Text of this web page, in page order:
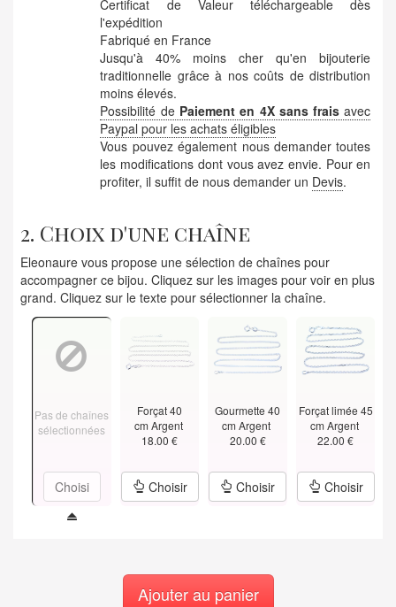
Certificat de Valeur téléchargeable dès
l'expédition
Fabriqué en France
Jusqu'à 40% moins cher qu'en bijouterie
traditionnelle grâce à nos coûts de distribution
moins élevés.
Possibilité de Paiement en 4X sans frais avec
Paypal pour les achats éligibles
Vous pouvez également nous demander toutes
les modifications dont vous avez envie. Pour en
profiter, il suffit de nous demander un Devis.
2. Choix d'une chaîne
Eleonaure vous propose une sélection de chaînes pour
accompagner ce bijou. Cliquez sur les images pour voir en plus
grand. Cliquez sur le texte pour sélectionner la chaîne.
Pas de chaînes
sélectionnées
Choisi
Forçat 40
cm Argent
18.00 €
Choisir
Gourmette 40
cm Argent
20.00 €
Choisir
Forçat limée 45
cm Argent
22.00 €
Choisir
Ajouter au panier